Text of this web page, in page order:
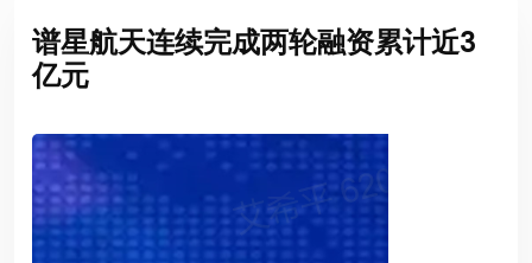
谱星航天连续完成两轮融资累计近3
亿元